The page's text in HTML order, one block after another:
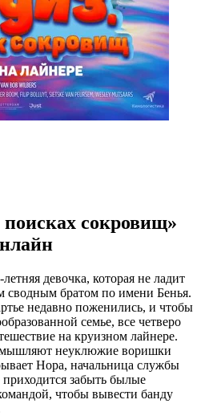
сокровищ»
девочка, которая не ладит
сводным братом по имени Бенья.
недавно поженились, и чтобы
семье, все четверо
на круизном лайнере.
неуклюжие воришки
Нора, начальница службы
забыть былые
чтобы вывести банду